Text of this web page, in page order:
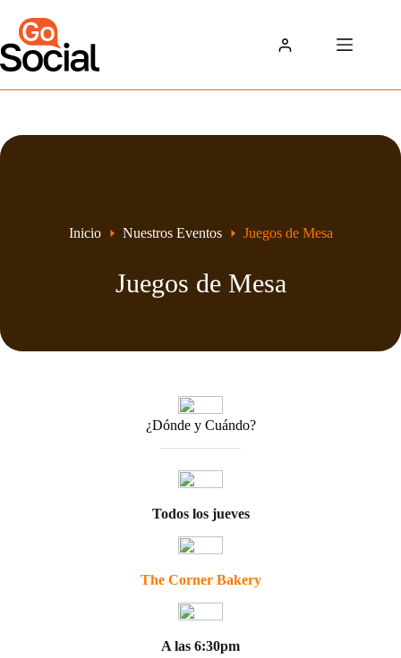
contenido
Inicio Nuestros Eventos Juegos de Mesa
Juegos de Mesa
¿Dónde y Cuándo?
Todos los jueves
The Corner Bakery
A las 6:30pm